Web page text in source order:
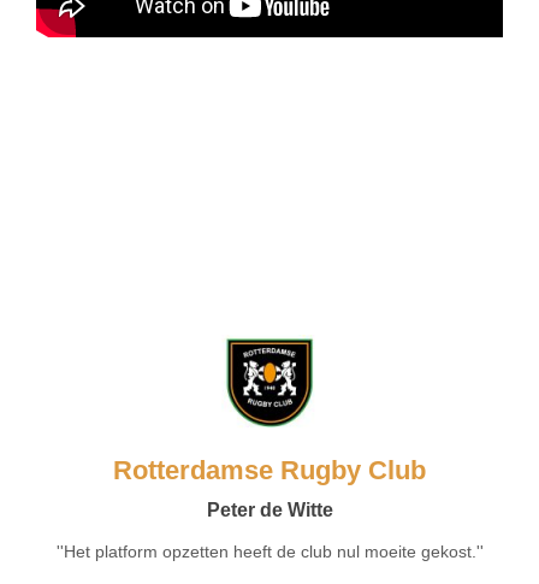
Rotterdamse Rugby Club
Peter de Witte
''Het platform opzetten heeft de club nul moeite gekost.''